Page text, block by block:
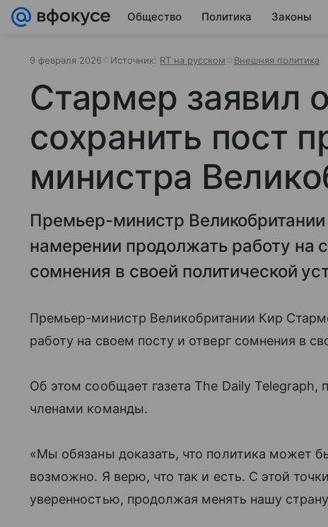
Общество Политика Законы
9 февраля 2026 Источник: RT на русском Внешняя политика
Стармер заявил
сохранить пост
министра
Премьер-министр
намерении продолжать работу на
сомнения в своей политической
Премьер-министр Великобритании Кир
работу на своем посту и отверг сомнения в
Об этом сообщает газета The Daily Telegraph,
членами команды.
«Мы обязаны доказать, что политика может
возможно. Я верю, что так и есть. С этой
уверенностью, продолжая менять нашу